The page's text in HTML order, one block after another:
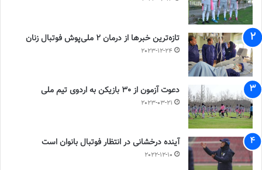
تازه‌ترین خبرها از درمان ۲ ملی‌پوش فوتبال زنان
2023-12-24
دعوت آزمون از 30 بازیکن به اردوی تیم ملی
2023-03-21
آینده درخشانی در انتظار فوتبال بانوان است
2022-12-10